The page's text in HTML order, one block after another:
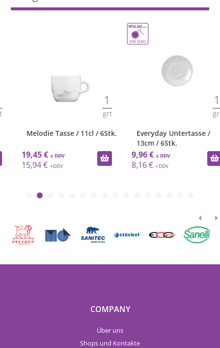
Melodie Tasse / 11cl / 6Stk.
19,45 €
15,94 €
Everyday Untertasse /
13cm / 6Stk.
9,96 €
8,16 €
COMPANY
Über uns
Shops und Kontakte